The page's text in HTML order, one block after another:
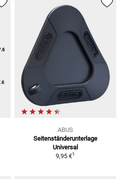
ABUS
Seitenständerunterlage
Universal
9,95 €1